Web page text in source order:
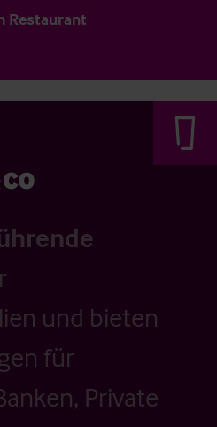
Restaurant
und bieten
für
Private